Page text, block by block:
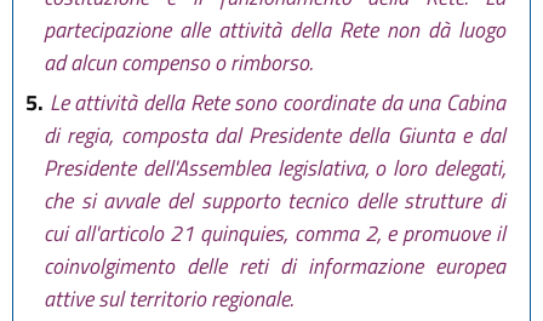
partecipazione alle attività della Rete non dà luogo
ad alcun compenso o rimborso.
5. Le attività della Rete sono coordinate da una Cabina
di regia, composta dal Presidente della Giunta e dal
Presidente dell'Assemblea legislativa, o loro delegati,
che si avvale del supporto tecnico delle strutture di
cui all'articolo 21 quinquies, comma 2, e promuove il
coinvolgimento delle reti di informazione europea
attive sul territorio regionale.